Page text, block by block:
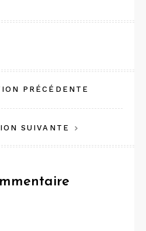
PRÉCÉDENTE
SUIVANTE